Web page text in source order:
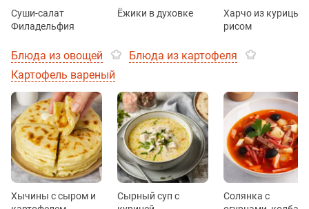
Суши-салат
Филадельфия
Ёжики в духовке
Харчо из курицы с
рисом
Блюда из овощей
Блюда из картофеля
Картофель вареный
Хычины с сыром и
Сырный суп с
Солянка с